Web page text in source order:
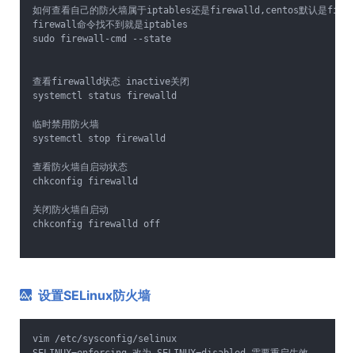
如何查看自己的防火墙属于iptables还是firewalld,centos默认是
firewall命令找不到就是iptables
sudo firewall-cmd --state
查看firewalld状态 inactive关闭
systemctl status firewalld
临时禁⽤防⽕墙
systemctl stop firewalld
查看防火墙自启动状态
chkconfig firewalld
关闭防火墙自启动
chkconfig firewalld off
设置SELinux防火墙
vim /etc/sysconfig/selinux